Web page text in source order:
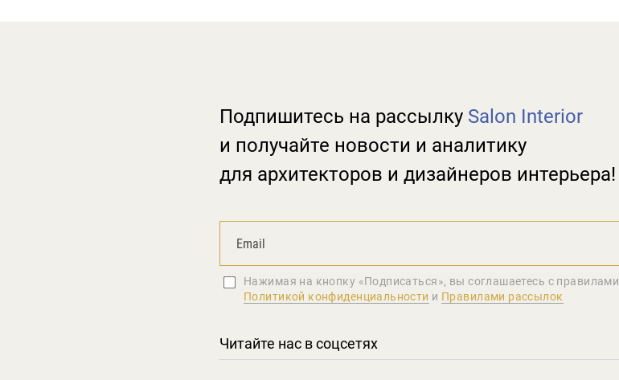
Подпишитесь на рассылку Salon Interior
и получайте новости и аналитику
для архитекторов и дизайнеров интерьера!
Нажимая на кнопку «Подписаться», вы соглашаетеcь с правилами
Политикой конфиденциальности и Правилами рассылок
Читайте нас в соцсетях